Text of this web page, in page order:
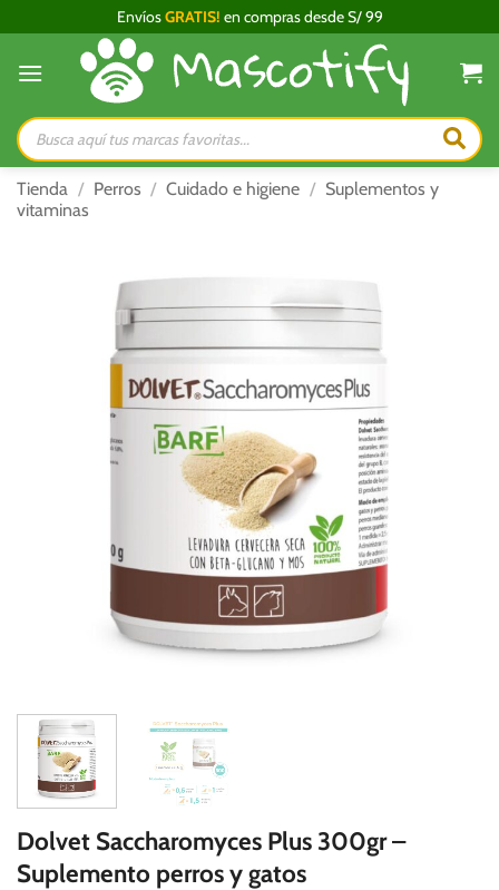
al
contenido
EnvíosGRATIS! en compras desde S/ 99
Búsqueda
de
productos
Tienda / Perros / Cuidado e higiene / Suplementos y
vitaminas
Dolvet Saccharomyces Plus 300gr –
Suplemento perros y gatos